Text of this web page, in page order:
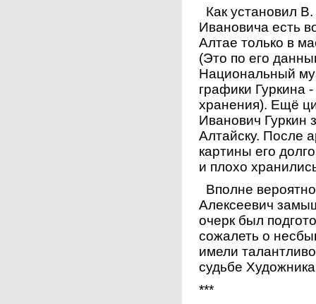
Как установил
Ивановича есть
Алтае только в
(Это по его
Национальный
графики Гуркина
хранения). Ещё
Иванович Гуркин
Алтайску. После
картины его
и плохо
Вполне
Алексеевич
очерк был
сожалеть о
имели
судьбе
***